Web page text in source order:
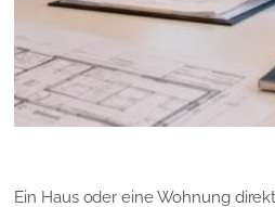
Ein Haus oder eine Wohnung